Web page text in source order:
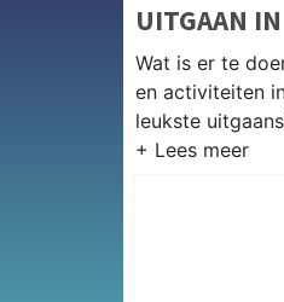
UITGAAN
Wat is er te
en activiteiten
leukste
Van markten